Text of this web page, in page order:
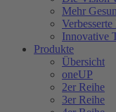
Mehr
Innovative
Produkte
Übersicht
oneUP
2er Reihe
3er Reihe